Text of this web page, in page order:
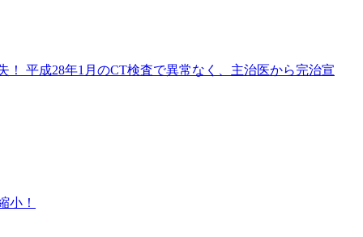
平成28年1月のCT検査で異常なく、主治医から完治宣
小！